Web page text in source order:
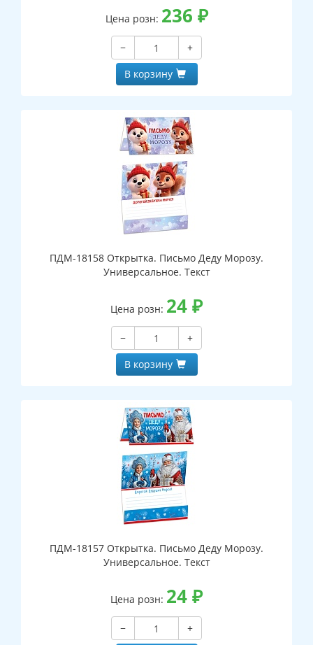
Цена розн: 236 ₽
−
+
В корзину
ПДМ-18158 Открытка. Письмо Деду Морозу.
Универсальное. Текст
Цена розн: 24₽
−
+
В корзину
ПДМ-18157 Открытка. Письмо Деду Морозу.
Универсальное. Текст
Цена розн: 24₽
−
+